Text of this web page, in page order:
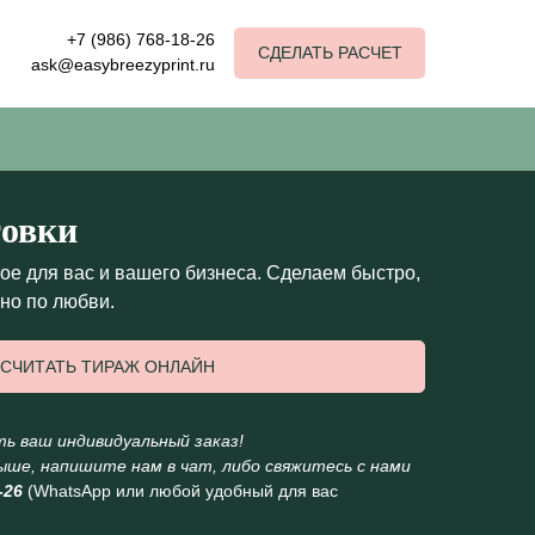
СДЕЛАТЬ РАСЧЕТ
+7 (986) 768-18-26
ask@easybreezyprint.ru
для вас и вашего бизнеса. Сделаем быстро,
по любви.
ТИРАЖ ОНЛАЙН
индивидуальный заказ!
напишите нам в чат, либо свяжитесь с нами
26 (WhatsApp или любой удобный для вас